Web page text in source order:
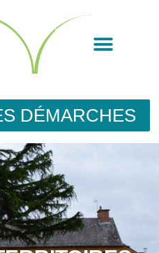
DÉMARCHES